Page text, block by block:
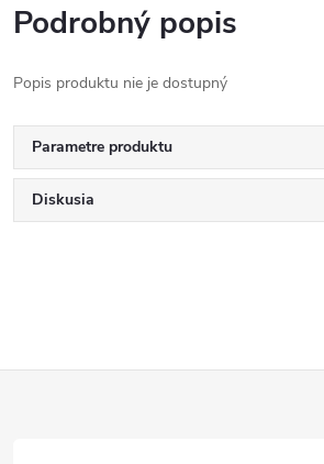
Podrobný popis
Popis produktu nie je dostupný
Parametre produktu
Diskusia